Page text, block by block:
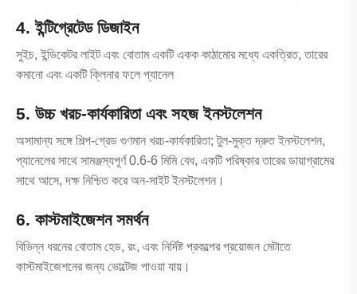
4. ইন্টিগ্রেটেড ডিজাইন
সুইচ, ইন্ডিকেটর লাইট এবং বোতাম একটি একক কাঠামোর মধ্যে একত্রিত, তারের
কমানো এবং একটি ক্লিনার ফলে প্যানেল
5. উচ্চ খরচ-কার্যকারিতা এবং সহজ ইনস্টলেশন
অসামান্য সঙ্গে শিল্প-গ্রেড গুণমান খরচ-কার্যকারিতা; টুল-মুক্ত দ্রুত ইনস্টলেশন,
প্যানেলের সাথে সামঞ্জস্যপূর্ণ 0.6-6 মিমি বেধ, একটি পরিষ্কার তারের ডায়াগ্রামের
সাথে আসে, দক্ষ নিশ্চিত করে অন-সাইট ইনস্টলেশন।
6. কাস্টমাইজেশন সমর্থন
বিভিন্ন ধরনের বোতাম হেড, রং, এবং নির্দিষ্ট প্রকল্পের প্রয়োজন মেটাতে
কাস্টমাইজেশনের জন্য ভোল্টেজ পাওয়া যায়।